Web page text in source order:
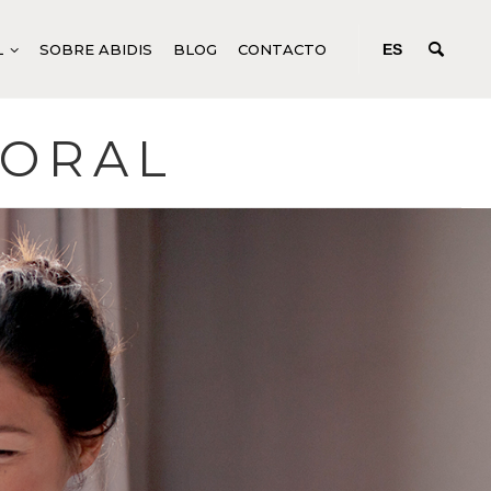
CORPORALES GENÉRICOS
PARA TRATAMIENTOS CORPORALES
CORPORALES ESPECÍFICOS
Y PEDICURA
C SYSTEM
SYSTEM
SOBRE ABIDIS BLOG CONTACTO ES